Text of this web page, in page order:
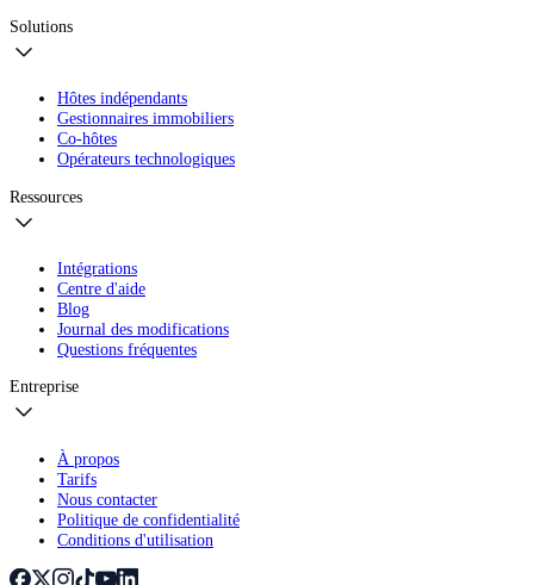
Solutions
Hôtes indépendants
Gestionnaires immobiliers
Co-hôtes
Opérateurs technologiques
Ressources
Intégrations
Centre d'aide
Blog
Journal des modifications
Questions fréquentes
Entreprise
À propos
Tarifs
Nous contacter
Politique de confidentialité
Conditions d'utilisation